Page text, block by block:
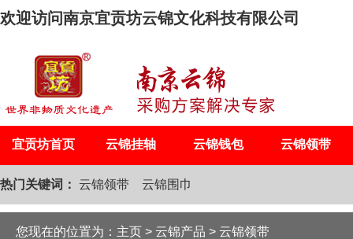
欢迎访问南京宜贡坊云锦文化科技有限公司
宜贡坊首页 云锦挂轴 云锦钱包 云锦领带
热门关键词： 云锦领带 云锦围巾
您现在的位置为： 主页 > 云锦产品 > 云锦领带